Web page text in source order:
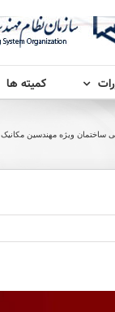
کمیته ها
ساختمان ویژه مهندسین مکانیک